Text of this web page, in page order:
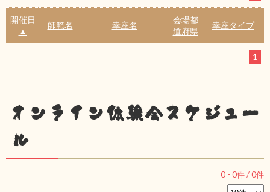
開催日
▲
師範名 幸座名
会場都
道府県
幸座タイプ
1
オンライン体験会スケジュー
ル
0 - 0件 /0件